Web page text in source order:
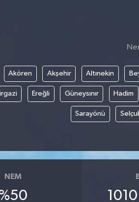
Akören Akşehir Altınekin
Ereğli Güneysınır Hadim
Sarayönü
NEM